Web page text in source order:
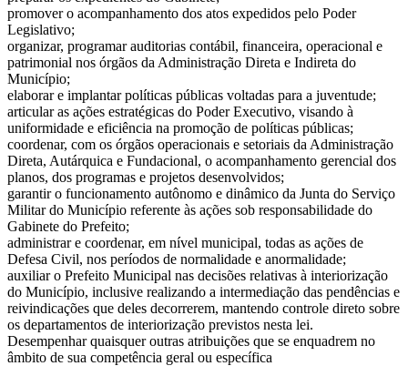
promover o acompanhamento dos atos expedidos pelo Poder
Legislativo;
organizar, programar auditorias contábil, financeira, operacional e
patrimonial nos órgãos da Administração Direta e Indireta do
Município;
elaborar e implantar políticas públicas voltadas para a juventude;
articular as ações estratégicas do Poder Executivo, visando à
uniformidade e eficiência na promoção de políticas públicas;
coordenar, com os órgãos operacionais e setoriais da Administração
Direta, Autárquica e Fundacional, o acompanhamento gerencial dos
planos, dos programas e projetos desenvolvidos;
garantir o funcionamento autônomo e dinâmico da Junta do Serviço
Militar do Município referente às ações sob responsabilidade do
Gabinete do Prefeito;
administrar e coordenar, em nível municipal, todas as ações de
Defesa Civil, nos períodos de normalidade e anormalidade;
auxiliar o Prefeito Municipal nas decisões relativas à interiorização
do Município, inclusive realizando a intermediação das pendências e
reivindicações que deles decorrerem, mantendo controle direto sobre
os departamentos de interiorização previstos nesta lei.
Desempenhar quaisquer outras atribuições que se enquadrem no
âmbito de sua competência geral ou específica